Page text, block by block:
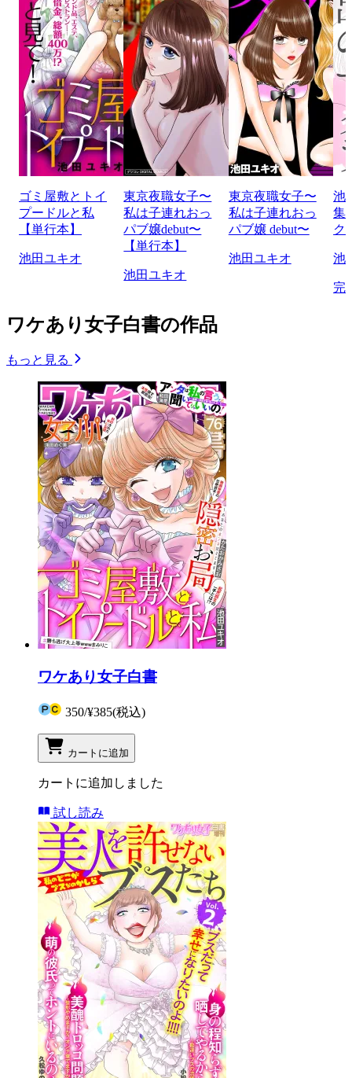
ゴミ屋敷とトイ
プードルと私
【単行本】
池田ユキオ
東京夜職女子〜
私は子連れおっ
パブ嬢debut〜
【単行本】
池田ユキオ
東京夜職女子〜
私は子連れおっ
パブ嬢 debut〜
池田ユキオ
池
集
ク
池
完
ワケあり女子白書の作品
もっと見る
ワケあり女子白書
350/¥385(税込)
カートに追加
カートに追加しました
試し読み